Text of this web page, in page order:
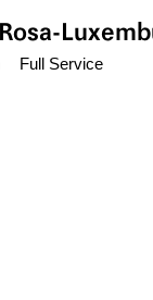
Full Service